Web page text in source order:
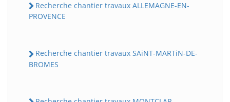
Recherche chantier travaux ALLEMAGNE-EN-
PROVENCE
Recherche chantier travaux SAiNT-MARTiN-DE-
BROMES